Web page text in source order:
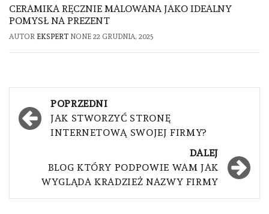
CERAMIKA RĘCZNIE MALOWANA JAKO IDEALNY
POMYSŁ NA PREZENT
AUTOR EKSPERT NONE 22 GRUDNIA, 2025
Nawigacja
wpisu
POPRZEDNI
JAK STWORZYĆ STRONĘ
INTERNETOWĄ SWOJEJ FIRMY?
DALEJ
BLOG KTÓRY PODPOWIE WAM JAK
WYGLĄDA KRADZIEŻ NAZWY FIRMY